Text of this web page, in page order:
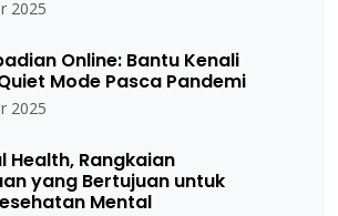
2025
Online: Bantu Kenali
Mode Pasca Pandemi
2025
Health, Rangkaian
yang Bertujuan untuk
Mental